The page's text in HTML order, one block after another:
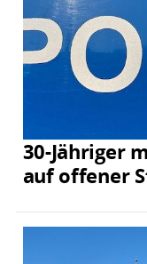
30-Jähriger
auf offener